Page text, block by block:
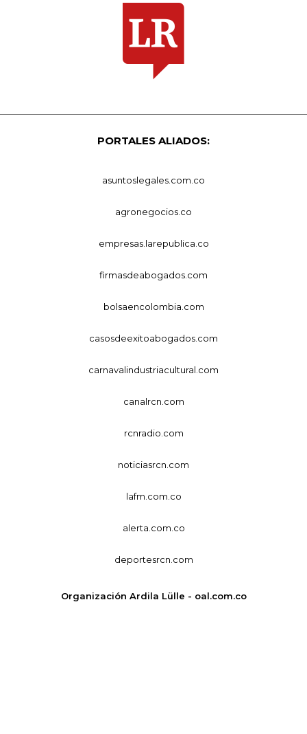
PORTALES ALIADOS:
asuntoslegales.com.co
agronegocios.co
empresas.larepublica.co
firmasdeabogados.com
bolsaencolombia.com
casosdeexitoabogados.com
carnavalindustriacultural.com
canalrcn.com
rcnradio.com
noticiasrcn.com
lafm.com.co
alerta.com.co
deportesrcn.com
Organización Ardila Lülle - oal.com.co